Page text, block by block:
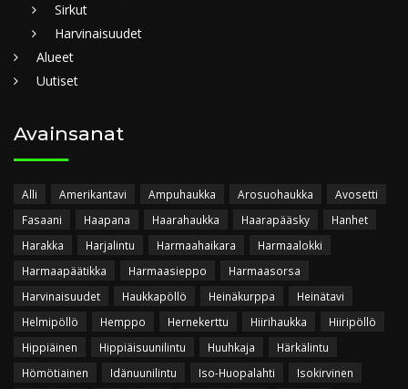
Sirkut
Harvinaisuudet
Alueet
Uutiset
Avainsanat
Alli Amerikantavi Ampuhaukka Arosuohaukka
Avosetti
Fasaani
Haapana Haarahaukka Haarapääsky
Hanhet
Harakka
Harjalintu Harmaahaikara
Harmaalokki
Harmaapäätikka
Harmaasieppo
Harmaasorsa
Harvinaisuudet
Haukkapöllö Heinäkurppa
Heinätavi
Helmipöllö
Hemppo Hernekerttu Hiirihaukka
Hiiripöllö
Hippiäinen
Hippiäisuunilintu Huuhkaja
Härkälintu
Hömötiainen
Idänuunilintu Iso-Huopalahti
Isokirvinen